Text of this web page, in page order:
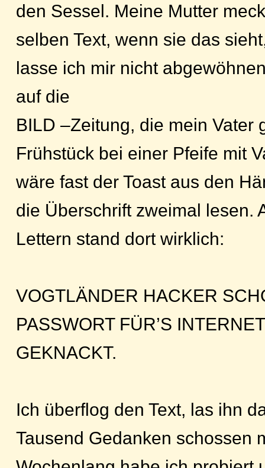
den Sessel. Meine Mutter
selben Text, wenn sie das
lasse ich mir nicht
auf die
BILD –Zeitung, die mein Vater
Frühstück bei einer Pfeife mit
wäre fast der Toast aus den
die Überschrift zweimal lesen.
Lettern stand dort wirklich:
VOGTLÄNDER HACKER
PASSWORT FÜR’S
GEKNACKT.
Ich überflog den Text, las ihn
Tausend Gedanken schossen